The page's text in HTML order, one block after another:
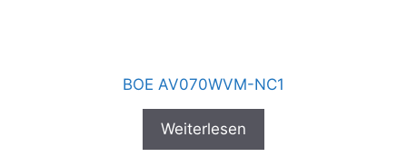
BOE AV070WVM-NC1
Weiterlesen